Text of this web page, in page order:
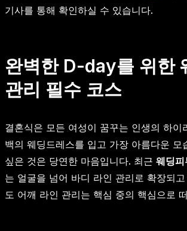
기사를 통해 확인하실 수 있습니다.
완벽한 D-day를 위한
관리 필수 코스
결혼식은 모든 여성이 꿈꾸는 인생의 하이
백의 웨딩드레스를 입고 가장 아름다운 모
싶은 것은 당연한 마음입니다. 최근 웨딩피
는 얼굴을 넘어 바디 라인 관리로 확장되
도 어깨 라인 관리는 핵심 중의 핵심으로